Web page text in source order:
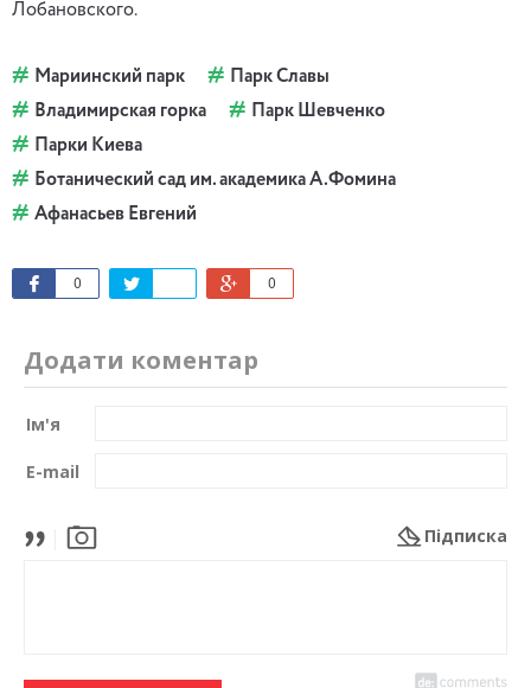
Лобановского.
Мариинский парк
Парк Славы
Владимирская горка
Парк Шевченко
Парки Киева
Ботанический сад им. академика А.Фомина
Афанасьев Евгений
0 0
Додати коментар
Ім'я
E-mail
Підписка